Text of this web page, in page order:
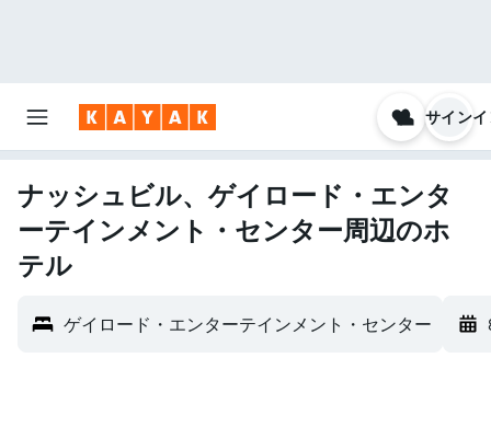
サイン
ナッシュビル、ゲイロード・エンタ
ーテインメント・センター周辺のホ
テル
ゲイロード・エンターテインメント・センター